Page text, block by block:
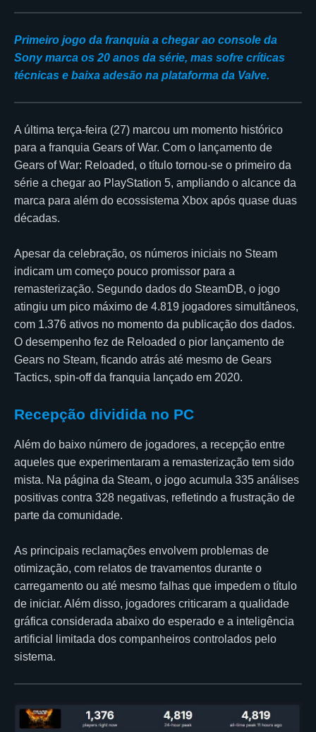
Primeiro jogo da franquia a chegar ao console da
Sony marca os 20 anos da série, mas sofre críticas
técnicas e baixa adesão na plataforma da Valve.
A última terça-feira (27) marcou um momento histórico
para a franquia Gears of War. Com o lançamento de
Gears of War: Reloaded, o título tornou-se o primeiro da
série a chegar ao PlayStation 5, ampliando o alcance da
marca para além do ecossistema Xbox após quase duas
décadas.
Apesar da celebração, os números iniciais no Steam
indicam um começo pouco promissor para a
remasterização. Segundo dados do SteamDB, o jogo
atingiu um pico máximo de 4.819 jogadores simultâneos,
com 1.376 ativos no momento da publicação dos dados.
O desempenho fez de Reloaded o pior lançamento de
Gears no Steam, ficando atrás até mesmo de Gears
Tactics, spin-off da franquia lançado em 2020.
Recepção dividida no PC
Além do baixo número de jogadores, a recepção entre
aqueles que experimentaram a remasterização tem sido
mista. Na página da Steam, o jogo acumula 335 análises
positivas contra 328 negativas, refletindo a frustração de
parte da comunidade.
As principais reclamações envolvem problemas de
otimização, com relatos de travamentos durante o
carregamento ou até mesmo falhas que impedem o título
de iniciar. Além disso, jogadores criticaram a qualidade
gráfica considerada abaixo do esperado e a inteligência
artificial limitada dos companheiros controlados pelo
sistema.